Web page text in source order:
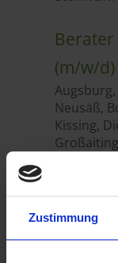
Zustimmung